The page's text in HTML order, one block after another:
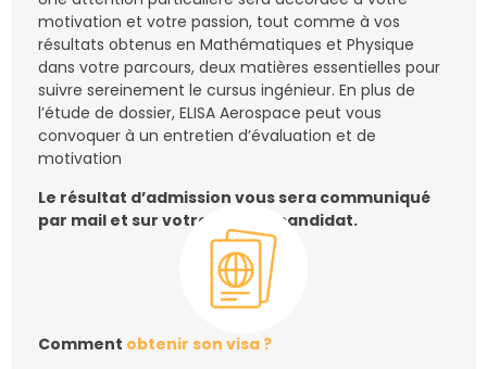
motivation et votre passion, tout comme à vos
résultats obtenus en Mathématiques et Physique
dans votre parcours, deux matières essentielles pour
suivre sereinement le cursus ingénieur. En plus de
l’étude de dossier, ELISA Aerospace peut vous
convoquer à un entretien d’évaluation et de
motivation
Le résultat d’admission vous sera communiqué
par mail et sur votre espace candidat.
Comment obtenir son visa ?